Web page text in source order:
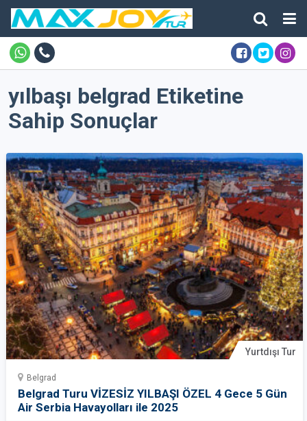
yılbaşı belgrad Etiketine
Sahip Sonuçlar
Yurtdışı Tur
Belgrad
Belgrad Turu VİZESİZ YILBAŞI ÖZEL 4 Gece 5 Gün
Air Serbia Havayolları ile 2025